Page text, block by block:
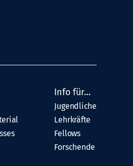
Info für…
Jugendliche
Lehrkräfte
Fellows
Forschende